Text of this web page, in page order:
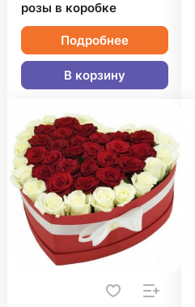
розы в коробке
Подробнее
В корзину